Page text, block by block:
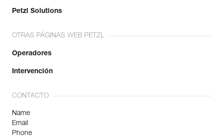
Petzl Solutions
OTRAS PÁGINAS WEB PETZL
Operadores
Intervención
CONTACTO
Name
Email
Phone